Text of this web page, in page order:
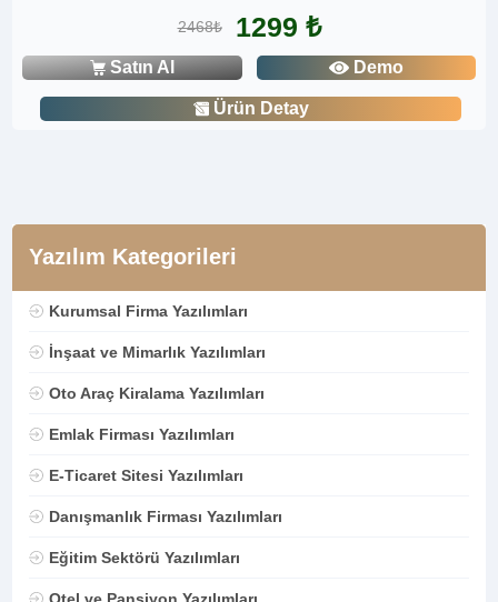
Yazılım Kategorileri
Kurumsal Firma Yazılımları
İnşaat ve Mimarlık Yazılımları
Oto Araç Kiralama Yazılımları
Emlak Firması Yazılımları
E-Ticaret Sitesi Yazılımları
Danışmanlık Firması Yazılımları
Eğitim Sektörü Yazılımları
Otel ve Pansiyon Yazılımları
2468₺ 1299 ₺
Satın Al Demo
Ürün Detay